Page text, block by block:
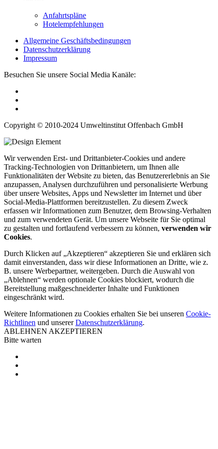
Anfahrtspläne
Hotelempfehlungen
Allgemeine Geschäftsbedingungen
Datenschutzerklärung
Impressum
Besuchen Sie unsere Social Media Kanäle:
Copyright © 2010-2024 Umweltinstitut Offenbach GmbH
Wir verwenden Erst- und Drittanbieter-Cookies und andere
Tracking-Technologien von Drittanbietern, um Ihnen alle
Funktionalitäten der Website zu bieten, das Benutzererlebnis an Sie
anzupassen, Analysen durchzuführen und personalisierte Werbung
über unsere Websites, Apps und Newsletter im Internet und über
Social-Media-Plattformen bereitzustellen. Zu diesem Zweck
erfassen wir Informationen zum Benutzer, dem Browsing-Verhalten
und zum verwendeten Gerät. Um unsere Webseite für Sie optimal
zu gestalten und fortlaufend verbessern zu können, verwenden wir
Cookies.
Durch Klicken auf „Akzeptieren“ akzeptieren Sie und erklären sich
damit einverstanden, dass wir diese Informationen an Dritte, wie z.
B. unsere Werbepartner, weitergeben. Durch die Auswahl von
„Ablehnen“ werden optionale Cookies blockiert, wodurch die
Bereitstellung maßgeschneiderter Inhalte und Funktionen
eingeschränkt wird.
Weitere Informationen zu Cookies erhalten Sie bei unseren Cookie-
Richtlinen und unsererDatenschutzerklärung.
ABLEHNEN AKZEPTIEREN
Bitte warten